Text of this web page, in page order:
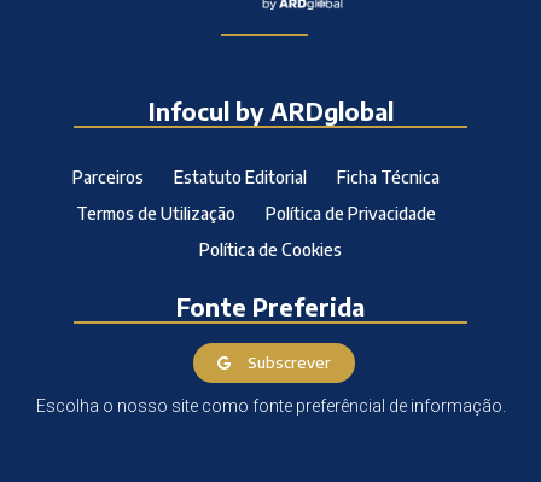
Infocul by ARDglobal
Parceiros Estatuto Editorial
Ficha Técnica
Termos de Utilização
Política de Privacidade
Política de Cookies
Fonte Preferida
Subscrever
Escolha o nosso site como fonte preferêncial de informação.